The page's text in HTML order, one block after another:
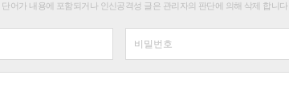
어가 내용에 포함되거나 인신공격성 글은 관리자의 판단에 의해 삭제 합니다.